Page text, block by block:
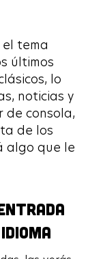
tema
últimos
lo
noticias y
de consola,
de los
algo que le